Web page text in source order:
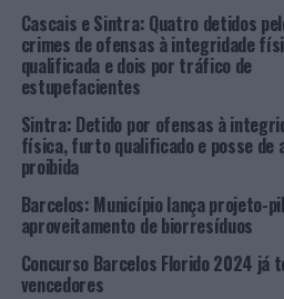
Para se inscrever, consulte as
preencha o Formulário de
de compostagem a realizar:
– Compostagem Doméstica:
pelos cidadãos, que processam
produzidos nas suas casas –
refeições e resíduos das hortas
de obter um composto que
orgânico. É realizada num
Cascais e Sintra: Quatro detidos
crimes de ofensas à integridade
qualificada e dois por tráfico de
estupefacientes
Sintra: Detido por ofensas à
física, furto qualificado e posse de
proibida
Barcelos: Município lança projeto-
aproveitamento de biorresíduos
Concurso Barcelos Florido 2024 já
vencedores